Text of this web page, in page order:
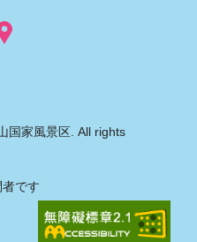
国家風景区. All rights
です